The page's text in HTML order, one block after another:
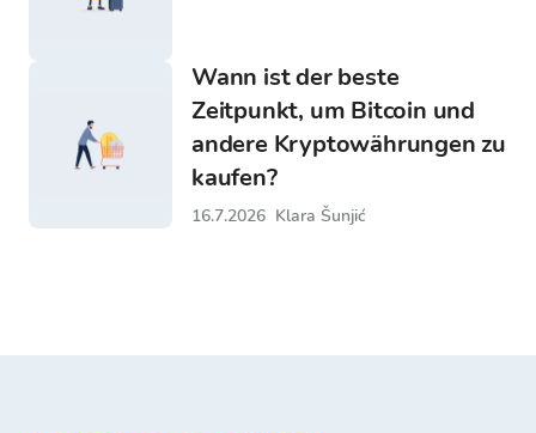
Wann ist der beste
Zeitpunkt, um Bitcoin und
andere Kryptowährungen zu
kaufen?
16.7.2026 Klara Šunjić